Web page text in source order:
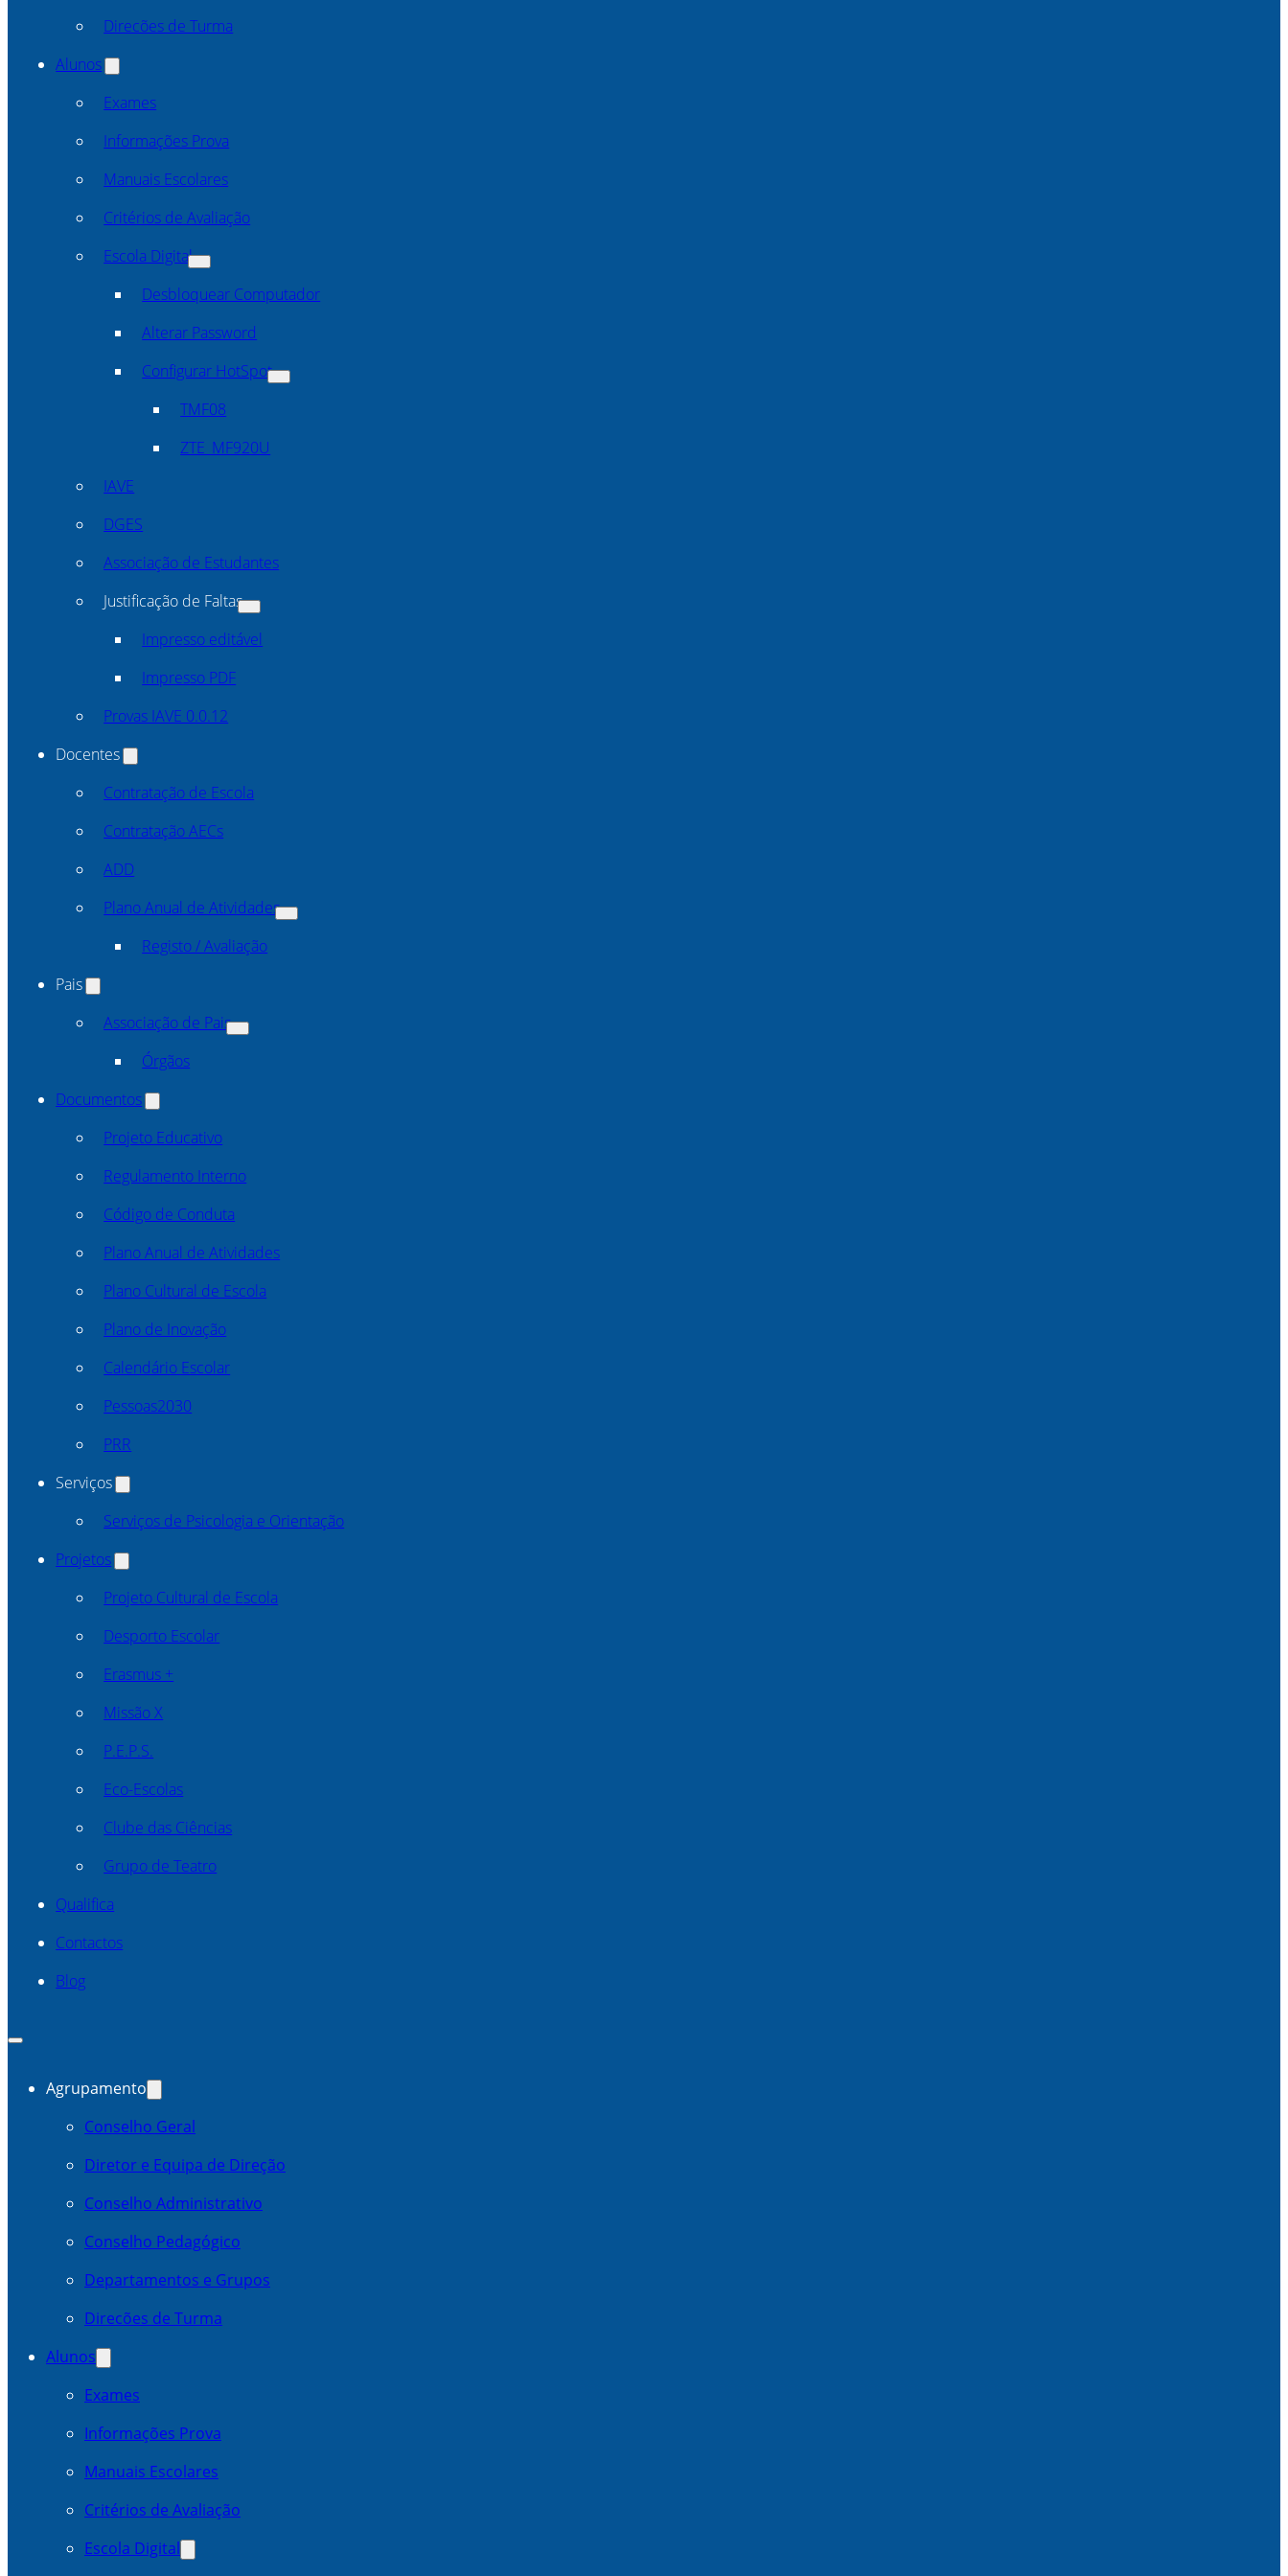
Direcões de Turma
Alunos
Exames
Informações Prova
Manuais Escolares
Critérios de Avaliação
Escola Digital
Desbloquear Computador
Alterar Password
Configurar HotSpot
TMF08
ZTE_MF920U
IAVE
DGES
Associação de Estudantes
Justificação de Faltas
Impresso editável
Impresso PDF
Provas IAVE 0.0.12
Docentes
Contratação de Escola
Contratação AECs
ADD
Plano Anual de Atividades
Registo / Avaliação
Pais
Associação de Pais
Órgãos
Documentos
Projeto Educativo
Regulamento Interno
Código de Conduta
Plano Anual de Atividades
Plano Cultural de Escola
Plano de Inovação
Calendário Escolar
Pessoas2030
PRR
Serviços
Serviços de Psicologia e Orientação
Projetos
Projeto Cultural de Escola
Desporto Escolar
Erasmus +
Missão X
P.E.P.S.
Eco-Escolas
Clube das Ciências
Grupo de Teatro
Qualifica
Contactos
Blog
Agrupamento
Conselho Geral
Diretor e Equipa de Direção
Conselho Administrativo
Conselho Pedagógico
Departamentos e Grupos
Direcões de Turma
Alunos
Exames
Informações Prova
Manuais Escolares
Critérios de Avaliação
Escola Digital